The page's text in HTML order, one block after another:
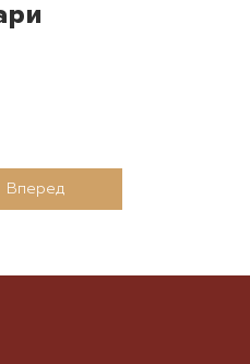
Вперед